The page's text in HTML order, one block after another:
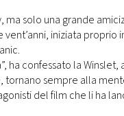
ma solo una grande
iniziata proprio
ha confessato la Winslet,
tornano sempre alla
del film che li ha